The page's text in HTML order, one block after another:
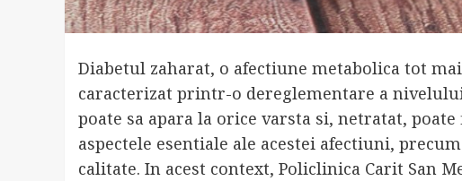
Diabetul zaharat, o afectiune metabolica tot
caracterizat printr-o dereglementare a
poate sa apara la orice varsta si, netratat,
aspectele esentiale ale acestei afectiuni,
calitate. In acest context, Policlinica Carit San